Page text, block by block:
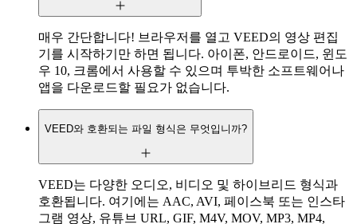
매우 간단합니다! 브라우저를 열고 VEED의 영상 편집
기를 시작하기만 하면 됩니다. 아이폰, 안드로이드, 윈도
우 10, 크롬에서 사용할 수 있으며 투박한 소프트웨어나
앱을 다운로드할 필요가 없습니다.
VEED와 호환되는 파일 형식은 무엇입니까?
VEED는 다양한 오디오, 비디오 및 하이브리드 형식과
호환됩니다. 여기에는 AAC, AVI, 페이스북 또는 인스타
그램 영상, 유튜브 URL, GIF, M4V, MOV, MP3, MP4,